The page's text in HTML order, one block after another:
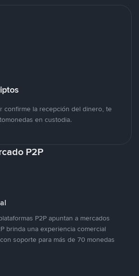
confirme la recepción del dinero, te
en custodia.
P2P
P2P apuntan a mercados
brinda una experiencia comercial
soporte para más de 70 monedas